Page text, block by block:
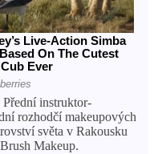
instruktor-
rozhodčí makeupových
světa v Rakousku
Makeup.